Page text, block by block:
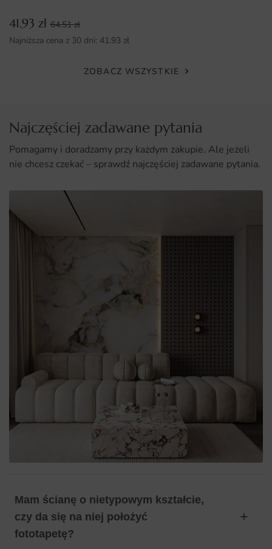
Łatwy montaż, dzięki czemu możesz szybko odmienić
swoje wnętrze.
41.93 zł 64.51zł
Najniższa cena z 30 dni: 41.93 zł
ZOBACZ WSZYSTKIE
Najczęściej zadawane pytania
Pomagamy i doradzamy przy każdym zakupie. Ale jeżeli
nie chcesz czekać – sprawdź najczęściej zadawane pytania.
Mam ścianę o nietypowym kształcie,
czy da się na niej położyć
fototapetę?